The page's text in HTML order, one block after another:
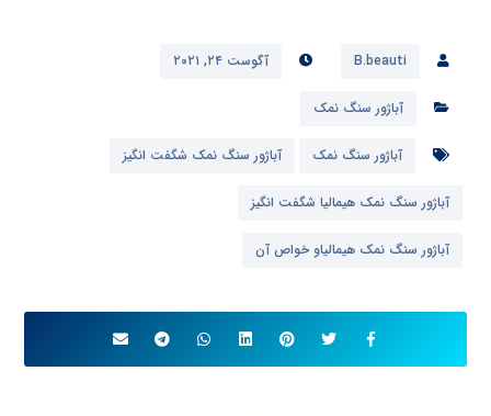
B.beauti آگوست ۲۴, ۲۰۲۱
آباژور سنگ نمک
آباژور سنگ نمک آباژور سنگ نمک شگفت انگیز
آباژور سنگ نمک هیمالیا شگفت انگیز
آباژور سنگ نمک هیمالیاو خواص آن